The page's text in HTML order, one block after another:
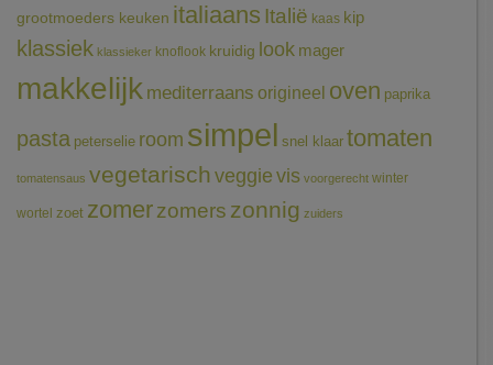
grootmoeders keuken italiaans Italië kaas kip
klassiek klassieker knoflook kruidig look mager
makkelijk mediterraans origineel oven paprika
pasta peterselie room simpel snel klaar tomaten
tomatensaus vegetarischveggie vis voorgerecht winter
wortel zoet zomerzomers zonnig zuiders